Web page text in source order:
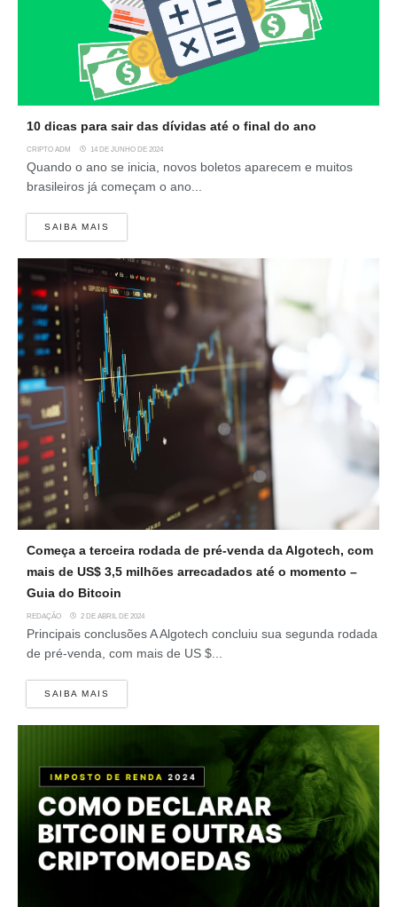
10 dicas para sair das dívidas até o final do ano
CRIPTO ADM 14 DE JUNHO DE 2024
Quando o ano se inicia, novos boletos aparecem e muitos
brasileiros já começam o ano...
SAIBA MAIS
Começa a terceira rodada de pré-venda da Algotech, com
mais de US$ 3,5 milhões arrecadados até o momento –
Guia do Bitcoin
REDAÇÃO 2 DE ABRIL DE 2024
Principais conclusões A Algotech concluiu sua segunda rodada
de pré-venda, com mais de US $...
SAIBA MAIS